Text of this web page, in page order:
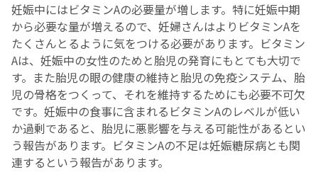
妊娠中にはビタミンAの必要量が増します。特に妊娠中期
から必要な量が増えるので、妊婦さんはよりビタミンAを
たくさんとるように気をつける必要があります。ビタミン
Aは、妊娠中の女性のためと胎児の発育にもとても大切で
す。また胎児の眼の健康の維持と胎児の免疫システム、胎
児の骨格をつくって、それを維持するためにも必要不可欠
です。妊娠中の食事に含まれるビタミンAのレベルが低い
か過剰であると、胎児に悪影響を与える可能性があるとい
う報告があります。ビタミンAの不足は妊娠糖尿病とも関
連するという報告があります。